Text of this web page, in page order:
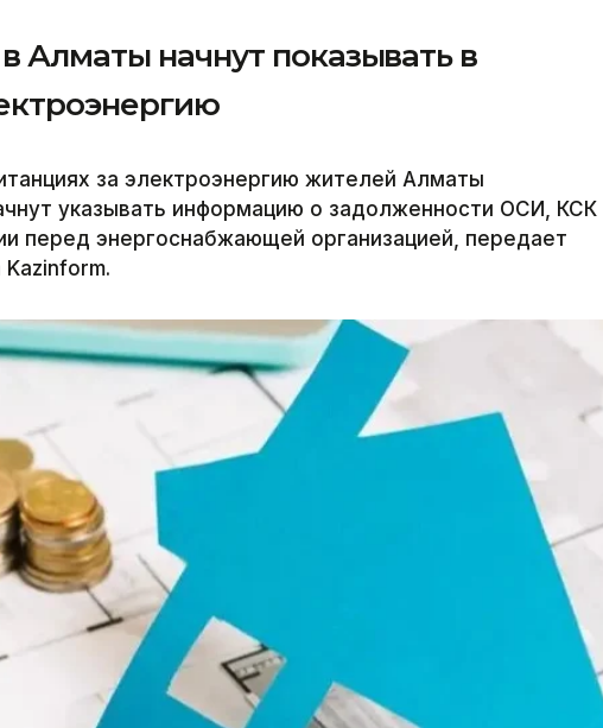
Алматы начнут показывать в
за электроэнергию жителей Алматы
указывать информацию о задолженности ОСИ, КСК
перед энергоснабжающей организацией, передает